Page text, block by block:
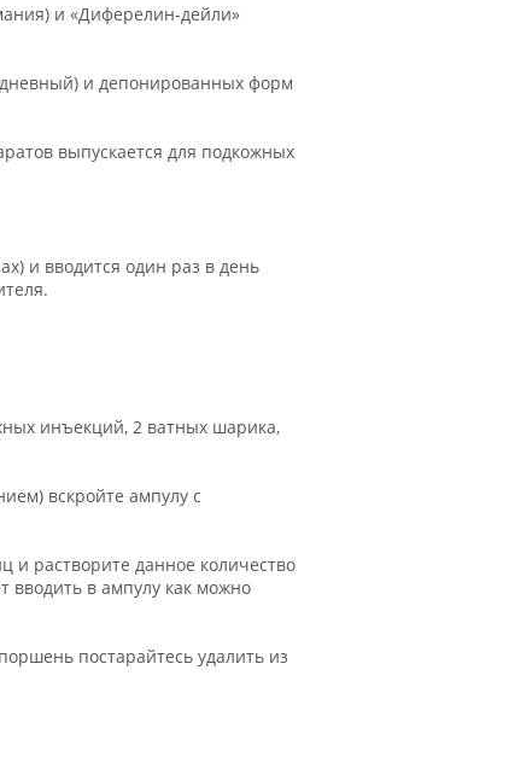
и «Диферелин-дейли»
и депонированных форм
выпускается для подкожных
и вводится один раз в день
инъекций, 2 ватных шарика,
вскройте ампулу с
и растворите данное количество
вводить в ампулу как можно
постарайтесь удалить из